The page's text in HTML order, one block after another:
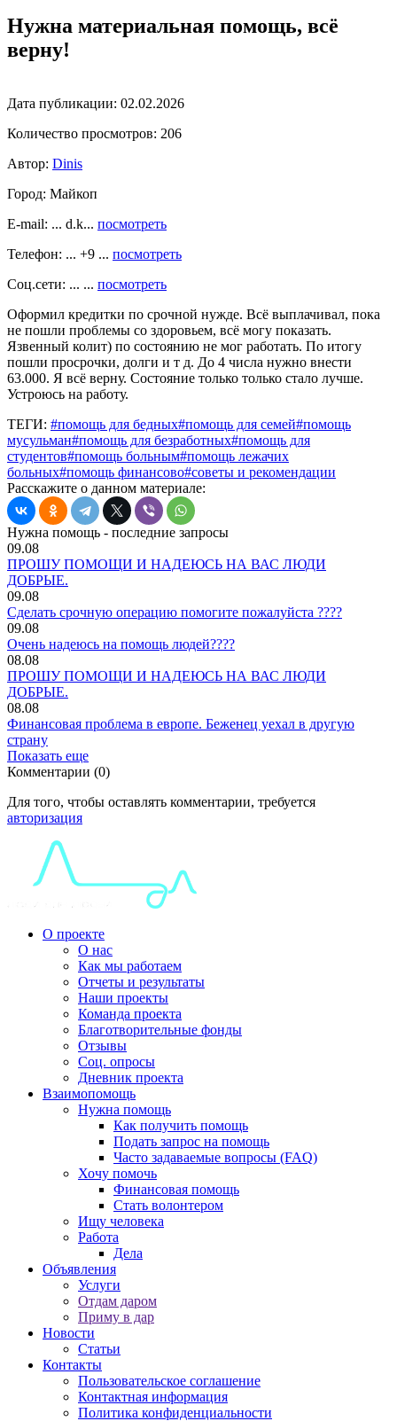
Нужна материальная помощь, всё
верну!
Дата публикации: 02.02.2026
Количество просмотров: 206
Автор: Dinis
Город: Майкоп
E-mail: ... d.k... посмотреть
Телефон: ... +9 ... посмотреть
Соц.сети: ... ... посмотреть
Оформил кредитки по срочной нужде. Всё выплачивал, пока
не пошли проблемы со здоровьем, всё могу показать.
Язвенный колит) по состоянию не мог работать. По итогу
пошли просрочки, долги и т д. До 4 числа нужно внести
63.000. Я всё верну. Состояние только только стало лучше.
Устроюсь на работу.
ТЕГИ: #помощь для бедных#помощь для семей#помощь
мусульман#помощь для безработных#помощь для
студентов#помощь больным#помощь лежачих
больных#помощь финансово#советы и рекомендации
Расскажите о данном материале:
Нужна помощь - последние запросы
09.08
ПРОШУ ПОМОЩИ И НАДЕЮСЬ НА ВАС ЛЮДИ
ДОБРЫЕ.
09.08
Сделать срочную операцию помогите пожалуйста ????
09.08
Очень надеюсь на помощь людей????
08.08
ПРОШУ ПОМОЩИ И НАДЕЮСЬ НА ВАС ЛЮДИ
ДОБРЫЕ.
08.08
Финансовая проблема в европе. Беженец уехал в другую
страну
Показать еще
Комментарии (0)
Для того, чтобы оставлять комментарии, требуется
авторизация
О проекте
О нас
Как мы работаем
Отчеты и результаты
Наши проекты
Команда проекта
Благотворительные фонды
Отзывы
Соц. опросы
Дневник проекта
Взаимопомощь
Нужна помощь
Как получить помощь
Подать запрос на помощь
Часто задаваемые вопросы (FAQ)
Хочу помочь
Финансовая помощь
Стать волонтером
Ищу человека
Работа
Дела
Объявления
Услуги
Отдам даром
Приму в дар
Новости
Статьи
Контакты
Пользовательское соглашение
Контактная информация
Политика конфиденциальности